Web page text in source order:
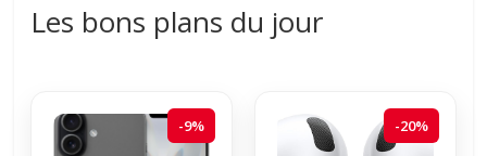
Les bons plans du jour
-9% -20%